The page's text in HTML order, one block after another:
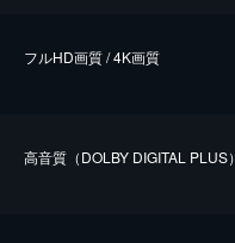
フルHD画質 / 4K画質
⾼⾳質（DOLBY DIGITAL PLUS）